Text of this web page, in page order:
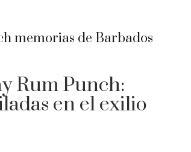
Rum Punch:
en el exilio